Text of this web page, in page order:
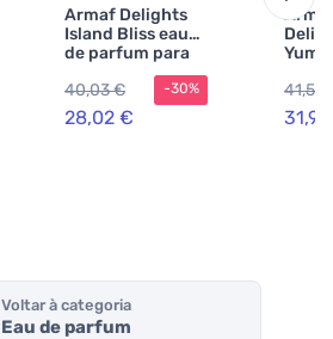
Armaf Delights
Island Bliss eau
de parfum para
mulheres 100 ml
40,03 €
28,02 €
-30%
Yum
41,58
Voltar à categoria
Eau de parfum